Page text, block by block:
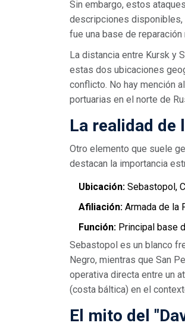
Sin embargo, estos
descripciones disponibles,
fue una base de
La distancia entre Kursk y
estas dos ubicaciones
conflicto. No hay mención
portuarias en el norte de
La realidad de
Otro elemento que suele
destacan la importancia
Ubicación: Sebastopol,
Afiliación: Armada de la
Función: Principal base
Sebastopol es un blanco
Negro, mientras que San
operativa directa entre un
(costa báltica) en el
El mito del